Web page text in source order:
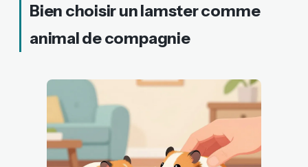
Bien choisir un lamster comme
animal de compagnie